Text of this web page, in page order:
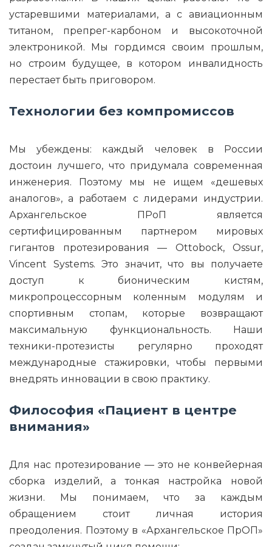
устаревшими материалами, а с авиационным
титаном, препрег-карбоном и высокоточной
электроникой. Мы гордимся своим прошлым,
но строим будущее, в котором инвалидность
перестает быть приговором.
Технологии без компромиссов
Мы убеждены: каждый человек в России
достоин лучшего, что придумала современная
инженерия. Поэтому мы не ищем «дешевых
аналогов», а работаем с лидерами индустрии.
Архангельское ПРоП является
сертифицированным партнером мировых
гигантов протезирования — Ottobock, Ossur,
Vincent Systems. Это значит, что вы получаете
доступ к бионическим кистям,
микропроцессорным коленным модулям и
спортивным стопам, которые возвращают
максимальную функциональность. Наши
техники-протезисты регулярно проходят
международные стажировки, чтобы первыми
внедрять инновации в свою практику.
Философия «Пациент в центре
внимания»
Для нас протезирование — это не конвейерная
сборка изделий, а тонкая настройка новой
жизни. Мы понимаем, что за каждым
обращением стоит личная история
преодоления. Поэтому в «Архангельское ПрОП»